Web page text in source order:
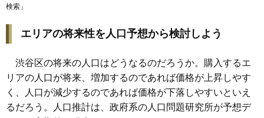
検索 」
エリアの将来性を人口予想から検討しよう
渋谷区の将来の人口はどうなるのだろうか。購入するエ
リアの人口が将来、増加するのであれば価格が上昇しやす
く、人口が減少するのであれば価格が下落しやすいといえ
るだろう。人口推計は、政府系の人口問題研究所が予想デ